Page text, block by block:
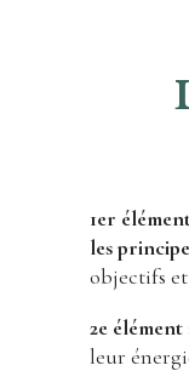
1er
les
objectifs
2e
leur